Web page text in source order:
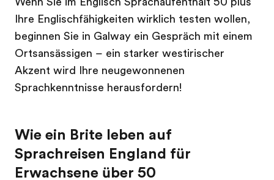
Ihre Englischfähigkeiten wirklich testen wollen,
beginnen Sie in Galway ein Gespräch mit einem
Ortsansässigen – ein starker westirischer
Akzent wird Ihre neugewonnenen
Sprachkenntnisse herausfordern!
Wie ein Brite leben auf
Sprachreisen England für
Erwachsene über 50